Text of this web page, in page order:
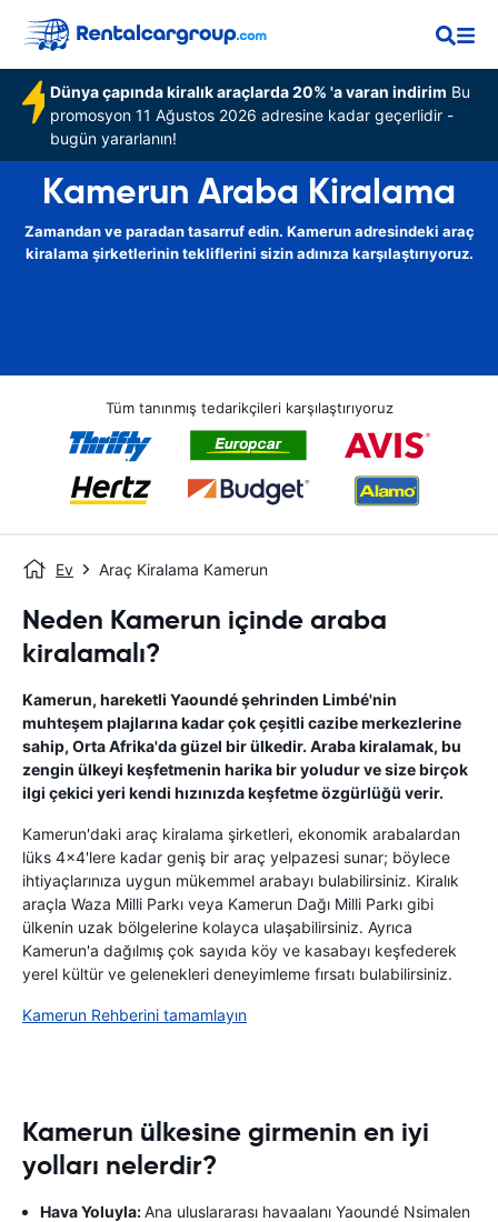
Dünya çapında kiralık araçlarda 20% 'a varan indirim Bu
promosyon 11 Ağustos 2026 adresine kadar geçerlidir -
bugün yararlanın!
Kamerun Araba Kiralama
Zamandan ve paradan tasarruf edin. Kamerun adresindeki araç
kiralama şirketlerinin tekliflerini sizin adınıza karşılaştırıyoruz.
Tüm tanınmış tedarikçileri karşılaştırıyoruz
Ev Araç Kiralama Kamerun
Neden Kamerun içinde araba
kiralamalı?
Kamerun, hareketli Yaoundé şehrinden Limbé'nin
muhteşem plajlarına kadar çok çeşitli cazibe merkezlerine
sahip, Orta Afrika'da güzel bir ülkedir. Araba kiralamak, bu
zengin ülkeyi keşfetmenin harika bir yoludur ve size birçok
ilgi çekici yeri kendi hızınızda keşfetme özgürlüğü verir.
Kamerun'daki araç kiralama şirketleri, ekonomik arabalardan
lüks 4x4'lere kadar geniş bir araç yelpazesi sunar; böylece
ihtiyaçlarınıza uygun mükemmel arabayı bulabilirsiniz. Kiralık
araçla Waza Milli Parkı veya Kamerun Dağı Milli Parkı gibi
ülkenin uzak bölgelerine kolayca ulaşabilirsiniz. Ayrıca
Kamerun'a dağılmış çok sayıda köy ve kasabayı keşfederek
yerel kültür ve gelenekleri deneyimleme fırsatı bulabilirsiniz.
Kamerun Rehberini tamamlayın
Kamerun ülkesine girmenin en iyi
yolları nelerdir?
Hava Yoluyla:Ana uluslararası havaalanı Yaoundé Nsimalen